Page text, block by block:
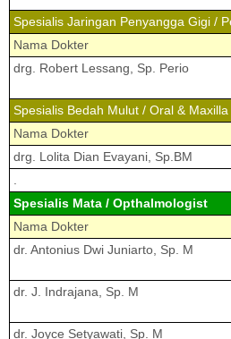
Spesialis Jaringan Penyangga Gigi /
Nama Dokter
drg. Robert Lessang, Sp. Perio
Spesialis Bedah Mulut / Oral &
Nama Dokter
drg. Lolita Dian Evayani, Sp.BM
Spesialis Mata / Opthalmologist
Nama Dokter
dr. Antonius Dwi Juniarto, Sp. M
dr. J. Indrajana, Sp. M
dr. Joyce Setyawati, Sp. M